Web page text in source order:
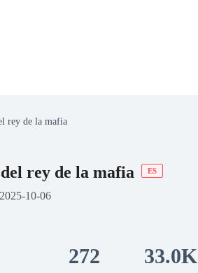
rey de la mafia
rey de la mafia ES
10-06
272 33.0K